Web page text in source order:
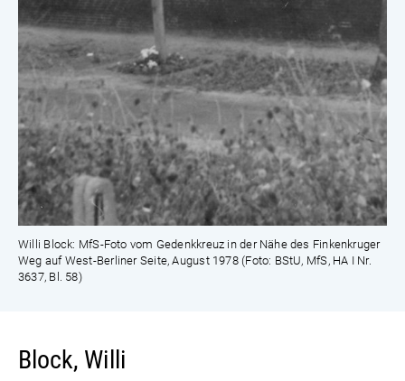
Willi Block: MfS-Foto vom Gedenkkreuz in der Nähe des Finkenkruger
Weg auf West-Berliner Seite, August 1978 (Foto: BStU, MfS, HA I Nr.
3637, Bl. 58)
Block, Willi